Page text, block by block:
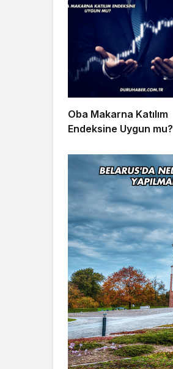
Oba Makarna Katılım
Endeksine Uygun mu?